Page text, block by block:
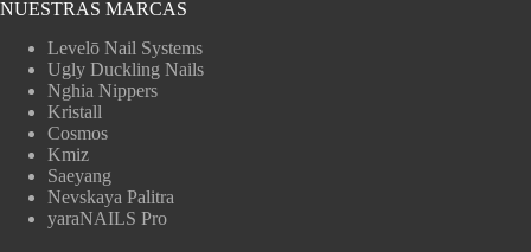
NUESTRAS MARCAS
Levelō Nail Systems
Ugly Duckling Nails
Nghia Nippers
Kristall
Cosmos
Kmiz
Saeyang
Nevskaya Palitra
yaraNAILS Pro